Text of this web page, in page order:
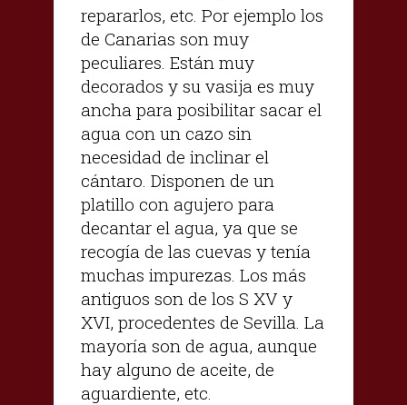
repararlos, etc. Por ejemplo los
de Canarias son muy
peculiares. Están muy
decorados y su vasija es muy
ancha para posibilitar sacar el
agua con un cazo sin
necesidad de inclinar el
cántaro. Disponen de un
platillo con agujero para
decantar el agua, ya que se
recogía de las cuevas y tenía
muchas impurezas. Los más
antiguos son de los S XV y
XVI, procedentes de Sevilla. La
mayoría son de agua, aunque
hay alguno de aceite, de
aguardiente, etc.